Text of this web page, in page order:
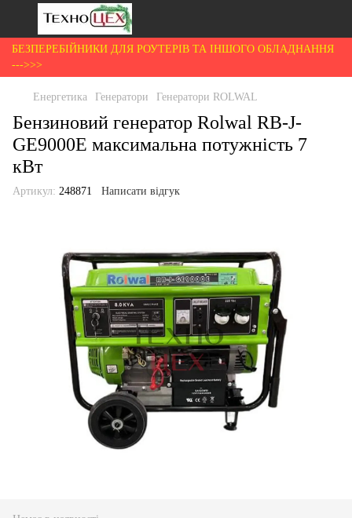
БЕЗПЕРЕБІЙНИКИ ДЛЯ РОУТЕРІВ ТА ІНШОГО ОБЛАДНАННЯ
--->>>
Енергетика Генератори Генератори ROLWAL
Бензиновий генератор Rolwal RB-J-
GE9000E максимальна потужність 7
кВт
Артикул: 248871 Написати відгук